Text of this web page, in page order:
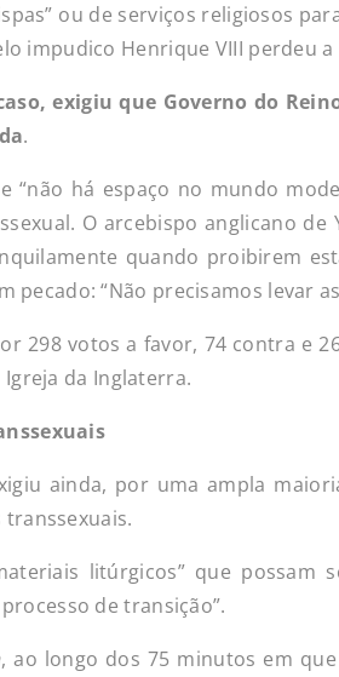
ou de serviços religiosos
impudico Henrique VIII perdeu
exigiu que Governo do
.
“não há espaço no mundo
O arcebispo anglicano
quando proibirem
pecado: “Não precisamos levar
298 votos a favor, 74 contra e
da Inglaterra.
ainda, por uma ampla
litúrgicos” que
de transição”.
, ao longo dos 75 minutos em